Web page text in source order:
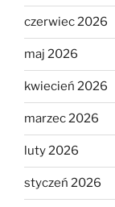
czerwiec 2026
maj 2026
kwiecień 2026
marzec 2026
luty 2026
styczeń 2026